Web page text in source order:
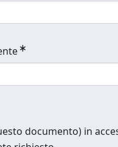
documento) in